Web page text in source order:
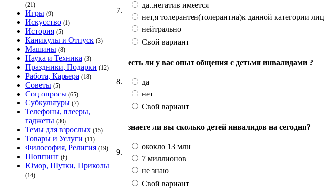
(21)
Игры (9)
Искусство (1)
История (5)
Каникулы и Отпуск (3)
Машины (8)
Наука и Техника (3)
Праздники, Подарки (12)
Работа, Карьера (18)
Советы (5)
Соц.опросы (65)
Субкультуры (7)
Телефоны, плееры,
гаджеты (30)
Темы для взрослых (15)
Товары и Услуги (11)
Философия, Религия (19)
Шоппинг (6)
Юмор, Шутки, Приколы
(14)
7.
да..негатив имеется
нет,я толерантен(толерантна)к данной категории лиц
нейтрально
Свой вариант
8.
есть ли у вас опыт общения с детьми инвалидами ?
да
нет
Свой вариант
9.
знаете ли вы сколько детей инвалидов на сегодня?
ококло 13 млн
7 миллионов
не знаю
Свой вариант